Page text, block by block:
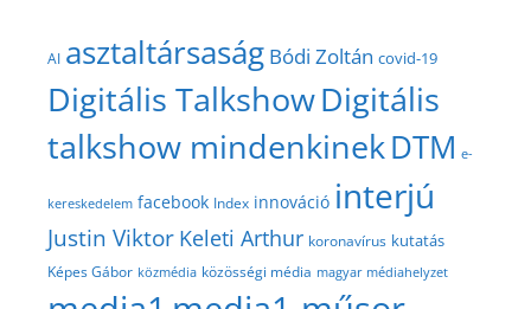
AI asztaltársaság Bódi Zoltán covid-19
Digitális TalkshowDigitális
talkshow mindenkinekDTM e-
kereskedelem facebook Index innováció interjú
Justin Viktor Keleti Arthur koronavírus kutatás
Képes Gábor közmédia közösségi média magyar médiahelyzet